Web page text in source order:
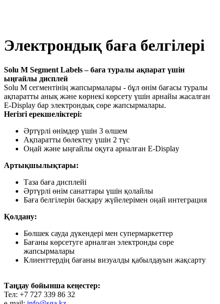
Электрондық баға белгілері
Solu M Segment Labels – баға туралы ақпарат үшін
ыңғайлы дисплей
Solu M сегментінің жапсырмалары - бұл өнім бағасы туралы
ақпаратты анық және көрнекі көрсету үшін арнайы жасалған
E-Display бар электрондық сөре жапсырмалары.
Негізгі ерекшеліктері:
Әртүрлі өнімдер үшін 3 өлшем
Ақпаратты бөлектеу үшін 2 түс
Оңай және ыңғайлы оқуға арналған E-Display
Артықшылықтары:
Таза баға дисплейі
Әртүрлі өнім санаттары үшін қолайлы
Баға белгілерін басқару жүйелерімен оңай интеграция
Қолдану:
Бөлшек сауда дүкендері мен супермаркеттер
Бағаны көрсетуге арналған электронды сөре
жапсырмалары
Клиенттердің бағаны визуалды қабылдауын жақсарту
Таңдау бойынша кеңестер:
Тел: +7 727 339 86 32